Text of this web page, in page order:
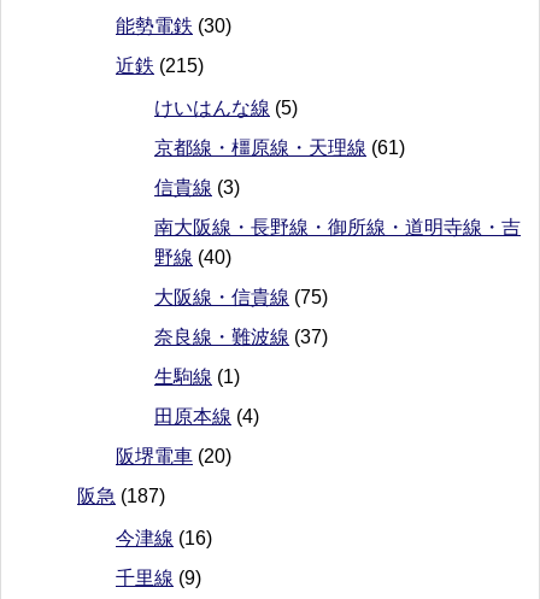
能勢電鉄 (30)
近鉄 (215)
けいはんな線 (5)
京都線・橿原線・天理線 (61)
信貴線 (3)
南大阪線・長野線・御所線・道明寺線・吉
野線 (40)
大阪線・信貴線 (75)
奈良線・難波線 (37)
生駒線 (1)
田原本線 (4)
阪堺電車 (20)
阪急 (187)
今津線 (16)
千里線 (9)